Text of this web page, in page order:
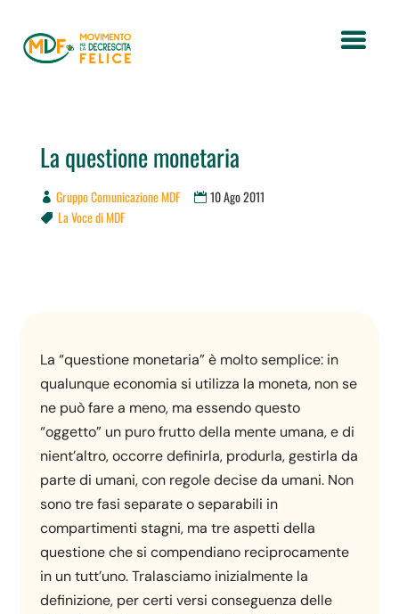
La questione monetaria
Gruppo Comunicazione MDF 10 Ago 2011
 La Voce di MDF
La “questione monetaria” è molto semplice: in
qualunque economia si utilizza la moneta, non se
ne può fare a meno, ma essendo questo
“oggetto” un puro frutto della mente umana, e di
nient’altro, occorre definirla, produrla, gestirla da
parte di umani, con regole decise da umani. Non
sono tre fasi separate o separabili in
compartimenti stagni, ma tre aspetti della
questione che si compendiano reciprocamente
in un tutt’uno. Tralasciamo inizialmente la
definizione, per certi versi conseguenza delle